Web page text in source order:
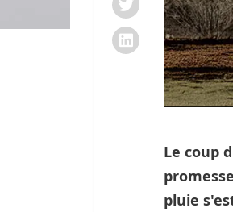
Le coup
pluie